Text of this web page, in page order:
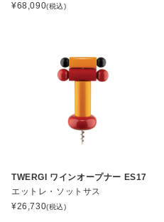
¥68,090(税込)
TWERGI ワインオープナー ES17
エットレ・ソットサス
¥26,730(税込)